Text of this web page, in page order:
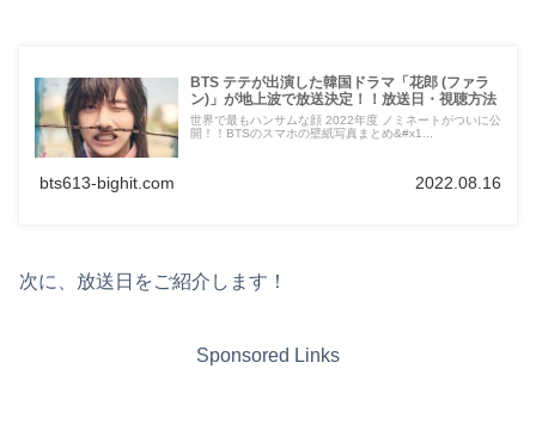
BTS テテが出演した韓国ドラマ「花郎 (ファラ
ン)」が地上波で放送決定！！放送日・視聴方法
世界で最もハンサムな顔 2022年度 ノミネートがついに公
開！！BTSのスマホの壁紙写真まとめ&#x1...
bts613-bighit.com 2022.08.16
次に、放送日をご紹介します！
Sponsored Links